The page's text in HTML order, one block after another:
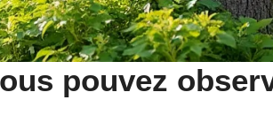
pouvez